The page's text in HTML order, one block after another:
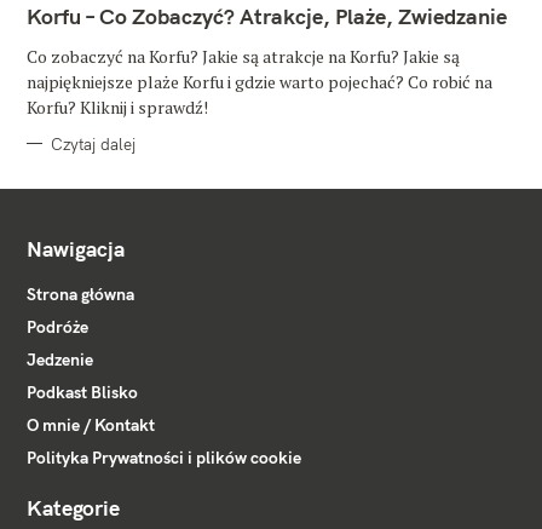
T
E
O
R
I
Korfu – Co Zobaczyć? Atrakcje, Plaże, Zwiedzanie
Co zobaczyć na Korfu? Jakie są atrakcje na Korfu? Jakie są
najpiękniejsze plaże Korfu i gdzie warto pojechać? Co robić na
Korfu? Kliknij i sprawdź!
Czytaj dalej
Nawigacja
Strona główna
Podróże
Jedzenie
Podkast Blisko
O mnie / Kontakt
Polityka Prywatności i plików cookie
Kategorie